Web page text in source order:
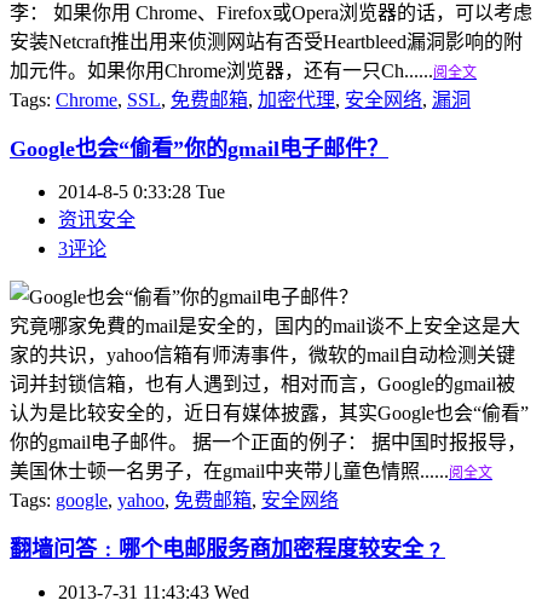
李： 如果你用 Chrome、Firefox或Opera浏览器的话，可以考虑
安装Netcraft推出用来侦测网站有否受Heartbleed漏洞影响的附
加元件。如果你用Chrome浏览器，还有一只Ch......阅全文
Tags: Chrome, SSL, 免费邮箱, 加密代理, 安全网络, 漏洞
Google也会“偷看”你的gmail电子邮件？
2014-8-5 0:33:28 Tue
资讯安全
3评论
究竟哪家免費的mail是安全的，国内的mail谈不上安全这是大
家的共识，yahoo信箱有师涛事件，微软的mail自动检测关键
词并封锁信箱，也有人遇到过，相对而言，Google的gmail被
认为是比较安全的，近日有媒体披露，其实Google也会“偷看”
你的gmail电子邮件。 据一个正面的例子： 据中国时报报导，
美国休士顿一名男子，在gmail中夹带儿童色情照......阅全文
Tags: google, yahoo, 免费邮箱, 安全网络
翻墙问答﹕哪个电邮服务商加密程度较安全﹖
2013-7-31 11:43:43 Wed